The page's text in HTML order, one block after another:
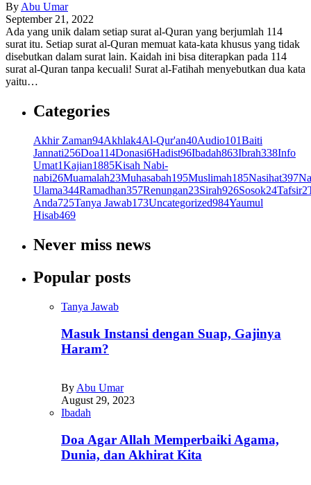
By Abu Umar
September 21, 2022
Ada yang unik dalam setiap surat al-Quran yang berjumlah 114
surat itu. Setiap surat al-Quran memuat kata-kata khusus yang tidak
disebutkan dalam surat lain. Kaidah ini bisa diterapkan pada 114
surat al-Quran tanpa kecuali! Surat al-Fatihah menyebutkan dua kata
yaitu…
Categories
Akhir Zaman94Akhlak4Al-Qur'an40Audio101Baiti
Jannati256Doa114Donasi6Hadist96Ibadah863Ibrah338Info
Umat1Kajian1885Kisah Nabi-
nabi26Muamalah23Muhasabah195Muslimah185Nasihat397
Ulama344Ramadhan357Renungan23Sirah926Sosok24Tafsir2
Anda725Tanya Jawab173Uncategorized984Yaumul
Hisab469
Never miss news
Popular posts
Tanya Jawab
Masuk Instansi dengan Suap, Gajinya
Haram?
By Abu Umar
August 29, 2023
Ibadah
Doa Agar Allah Memperbaiki Agama,
Dunia, dan Akhirat Kita